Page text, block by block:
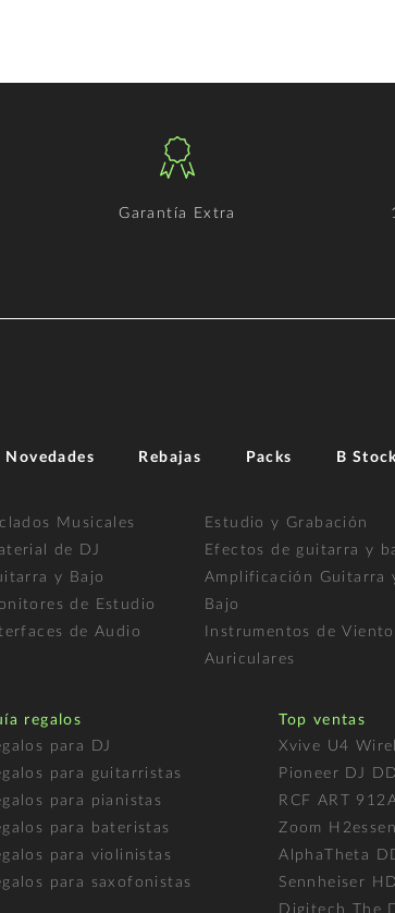
Garantía Extra
Novedades Rebajas Packs B
Musicales
de DJ
y Bajo
de Estudio
de Audio
Estudio y Grabación
Efectos de guitarra y
Amplificación Guitarra
Bajo
Instrumentos de Viento
Auriculares
regalos
para DJ
para guitarristas
para pianistas
para bateristas
para violinistas
para saxofonistas
Top ventas
Xvive U4
Pioneer DJ
RCF ART
Zoom
AlphaTheta
Sennheiser
Digitech The